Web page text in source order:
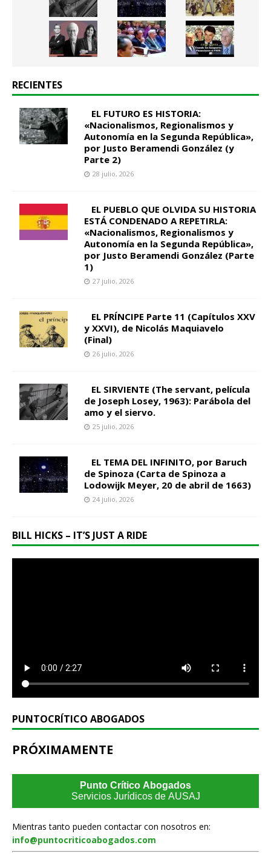
RECIENTES
EL FUTURO ES HISTORIA:
«Nacionalismos, Regionalismos y
Autonomía en la Segunda República»,
por Justo Beramendi González (y
Parte 2)
28 julio, 2026
EL PUEBLO QUE OLVIDA SU HISTORIA
ESTÁ CONDENADO A REPETIRLA:
«Nacionalismos, Regionalismos y
Autonomía en la Segunda República»,
por Justo Beramendi González (Parte
1)
27 julio, 2026
EL PRÍNCIPE Parte 11 (Capítulos XXV
y XXVI), de Nicolás Maquiavelo
(Final)
26 julio, 2026
EL SIRVIENTE (The servant, película
de Joseph Losey, 1963): Parábola del
amo y el siervo.
25 julio, 2026
EL TEMA DEL INFINITO, por Baruch
de Spinoza (Carta de Spinoza a
Lodowijk Meyer, 20 de abril de 1663)
24 julio, 2026
BILL HICKS – IT’S JUST A RIDE
PUNTOCRÍTICO ABOGADOS
PRÓXIMAMENTE
Punto Crítico Abogados
Servicios Jurídicos de AUSAJ
Mientras tanto pueden contactar con nosotros en:
info@puntocriticoabogados.com